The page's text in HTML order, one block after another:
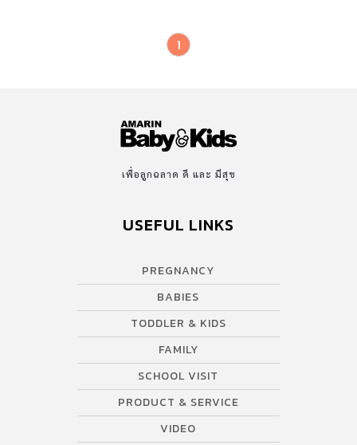
1
เพื่อลูกฉลาด ดี และ มีสุข
USEFUL LINKS
PREGNANCY
BABIES
TODDLER & KIDS
FAMILY
SCHOOL VISIT
PRODUCT & SERVICE
VIDEO